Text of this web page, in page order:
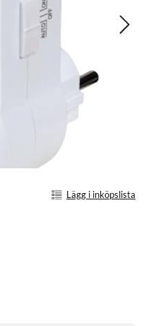
Lägg i inköpslista